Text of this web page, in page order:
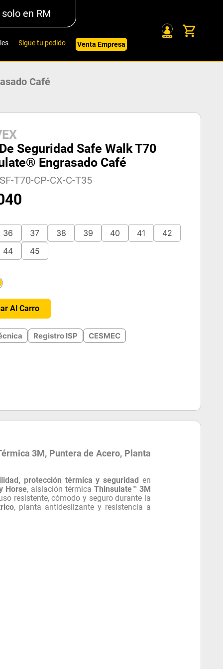
en RM
Sigue tu pedido Venta Empresa
Café
Seguridad Safe Walk T70
Engrasado Café
T70-CP-CX-C-T35
36 37 38 39 40 41
42
44 45
Al Carro
Registro ISP CESMEC
3M, Puntera de Acero, Planta
protección térmica y seguridad en
Horse, aislación térmica Thinsulate™ 3M
resistente, cómodo y seguro durante la
, planta antideslizante y resistencia a